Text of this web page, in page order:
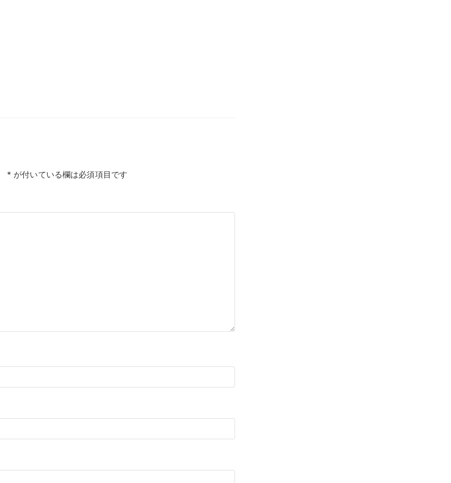
* が付いている欄は必須項目です